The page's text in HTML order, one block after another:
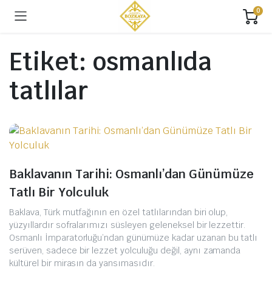
0
Etiket: osmanlıda
tatlılar
Baklavanın Tarihi: Osmanlı’dan Günümüze
Tatlı Bir Yolculuk
Baklava, Türk mutfağının en özel tatlılarından biri olup,
yüzyıllardır sofralarımızı süsleyen geleneksel bir lezzettir.
Osmanlı İmparatorluğu’ndan günümüze kadar uzanan bu tatlı
serüven, sadece bir lezzet yolculuğu değil, aynı zamanda
kültürel bir mirasın da yansımasıdır.